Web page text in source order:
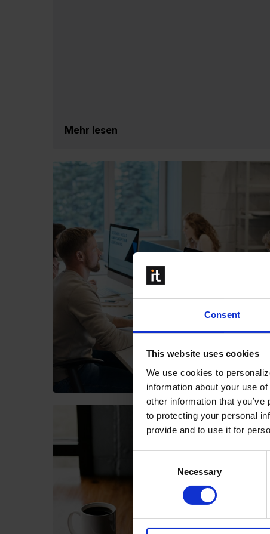
Consent
This website uses cookies
We use cookies to
information about your use
other information that
to protecting your personal
provide and to use it for
Necessary
Mehr lesen
7
In der
an